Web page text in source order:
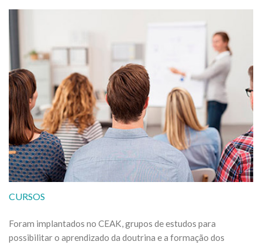
CURSOS
Foram implantados no CEAK, grupos de estudos para
possibilitar o aprendizado da doutrina e a formação dos